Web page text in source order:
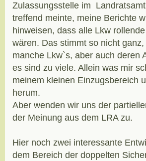
Zulassungsstelle im
treffend meinte, meine Berichte
hinweisen, dass alle Lkw
wären. Das stimmt so nicht
manche Lkw`s, aber auch deren
es sind zu viele. Allein was mir
meinem kleinen Einzugsbereich
herum.
Aber wenden wir uns der
der Meinung aus dem LRA zu.
Hier noch zwei interessante
dem Bereich der doppelten